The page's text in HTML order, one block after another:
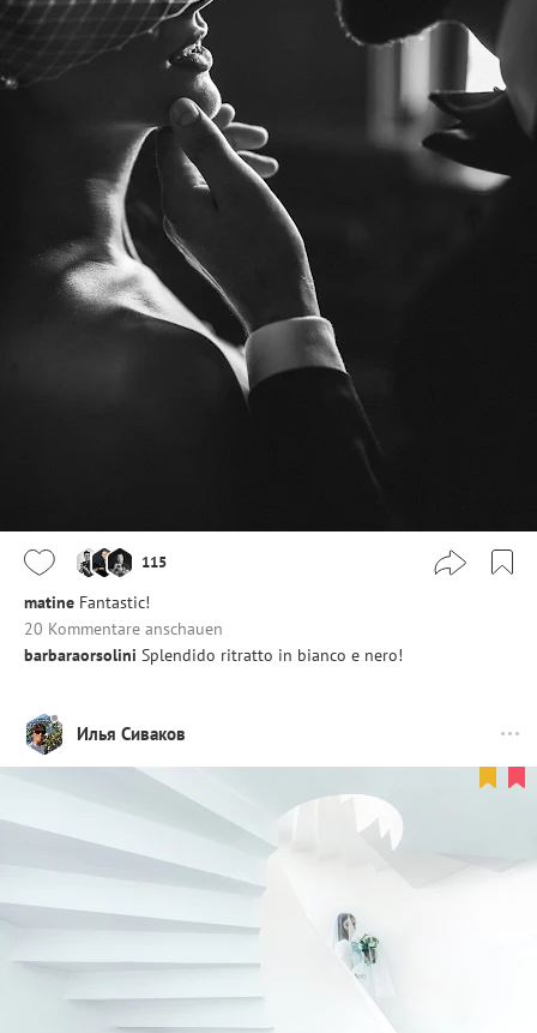
115
matine Fantastic!
20 Kommentare anschauen
barbaraorsolini Splendido ritratto in bianco e nero!
Илья Сиваков